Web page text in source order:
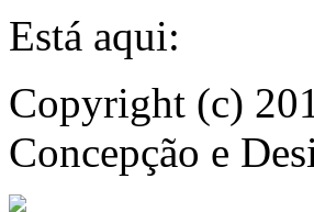
Está aqui:
Copyright (c)
Concepção e